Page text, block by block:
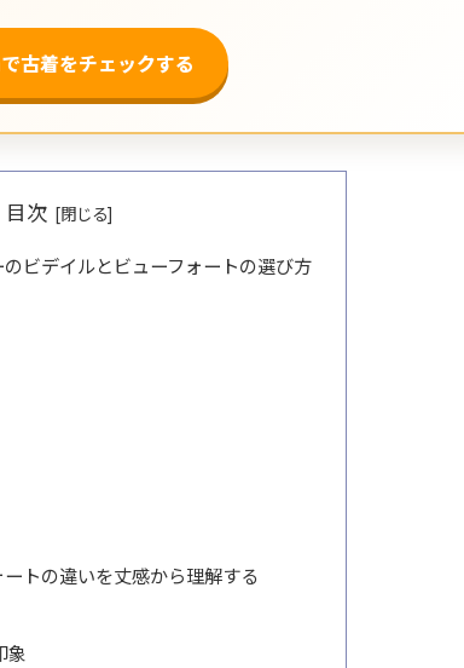
古着をチェックする
目次
ビデイルとビューフォートの選び方
トの違いを丈感から理解する
象